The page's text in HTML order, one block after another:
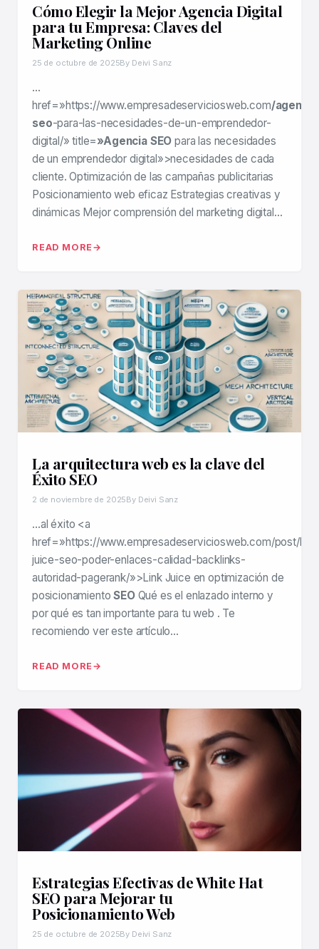
Cómo Elegir la Mejor Agencia Digital
para tu Empresa: Claves del
Marketing Online
25 de octubre de 2025By Deivi Sanz
…
href=»https://www.empresadeserviciosweb.com/
seo-para-las-necesidades-de-un-emprendedor-
digital/» title=»Agencia SEO para las necesidades
de un emprendedor digital»>necesidades de cada
cliente. Optimización de las campañas publicitarias
Posicionamiento web eficaz Estrategias creativas y
dinámicas Mejor comprensión del marketing digital…
READ MORE
La arquitectura web es la clave del
Éxito SEO
2 de noviembre de 2025By Deivi Sanz
…al éxito <a
href=»https://www.empresadeserviciosweb.com/post/link-
juice-seo-poder-enlaces-calidad-backlinks-
autoridad-pagerank/»>Link Juice en optimización de
posicionamientoSEOQué es el enlazado interno y
por qué es tan importante para tu web . Te
recomiendo ver este artículo…
READ MORE
Estrategias Efectivas de White Hat
SEO para Mejorar tu
Posicionamiento Web
25 de octubre de 2025By Deivi Sanz